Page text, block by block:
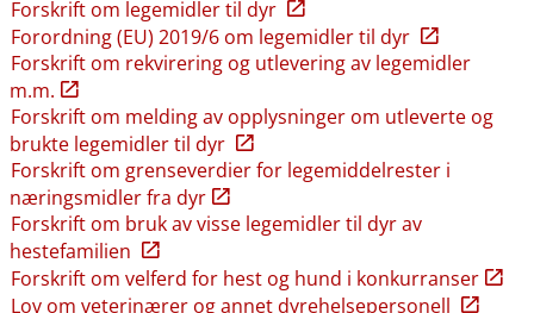
Forskrift om legemidler til dyr
Forordning (EU) 2019/6 om legemidler til dyr
Forskrift om rekvirering og utlevering av legemidler
m.m.
Forskrift om melding av opplysninger om utleverte og
brukte legemidler til dyr
Forskrift om grenseverdier for legemiddelrester i
næringsmidler fra dyr
Forskrift om bruk av visse legemidler til dyr av
hestefamilien
Forskrift om velferd for hest og hund i konkurranser
Lov om veterinærer og annet dyrehelsepersonell